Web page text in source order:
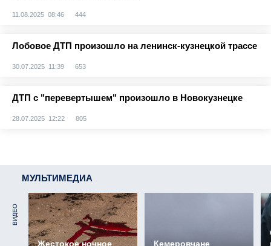
11.08.2025 08:46 444
Лобовое ДТП произошло на ленинск-кузнецкой трассе
30.07.2025 11:39 653
ДТП с "перевертышем" произошло в Новокузнецке
28.07.2025 12:22 805
МУЛЬТИМЕДИА
ВИДЕО
Жестокое ночное
Кемеровчане